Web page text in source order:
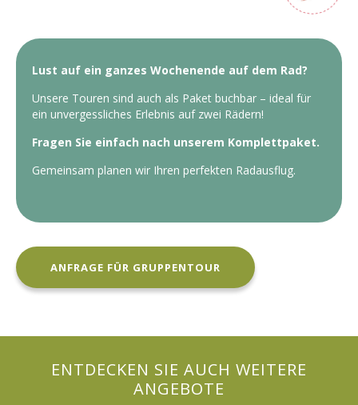
Lust auf ein ganzes Wochenende auf dem Rad?
Unsere Touren sind auch als Paket buchbar – ideal für
ein unvergessliches Erlebnis auf zwei Rädern!
Fragen Sie einfach nach unserem Komplettpaket.
Gemeinsam planen wir Ihren perfekten Radausflug.
ANFRAGE FÜR GRUPPENTOUR
ENTDECKEN SIE AUCH WEITERE
ANGEBOTE